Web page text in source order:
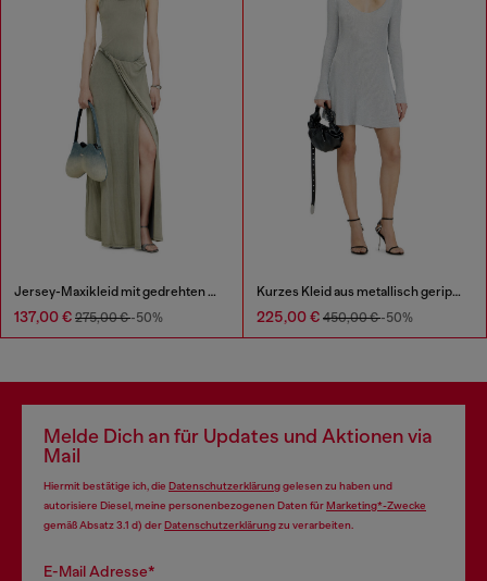
Jersey-Maxikleid mit gedrehten Details
137,00 € 275,00 €-50%
Kurzes Kleid aus metallisch geripptem Strick
225,00 € 450,00 €-50%
Melde Dich an für Updates und Aktionen via
Mail
Hiermit bestätige ich, die Datenschutzerklärunggelesen zu haben und
autorisiere Diesel, meine personenbezogenen Daten fürMarketing*-Zwecke
gemäß Absatz 3.1 d) derDatenschutzerklärungzu verarbeiten.
E-Mail Adresse*